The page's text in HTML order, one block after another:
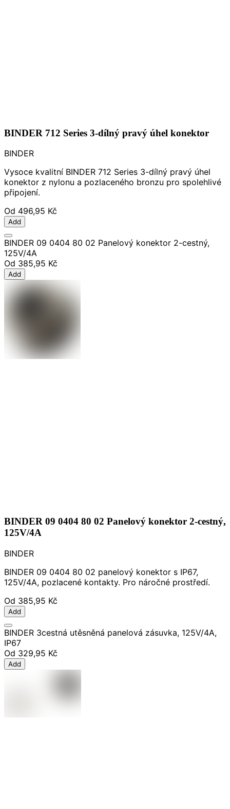
BINDER 712 Series 3-dílný pravý úhel konektor
BINDER
Vysoce kvalitní BINDER 712 Series 3-dílný pravý úhel
konektor z nylonu a pozlaceného bronzu pro spolehlivé
připojení.
Od 496,95 Kč
Add
BINDER 09 0404 80 02 Panelový konektor 2-cestný,
125V/4A
Od 385,95 Kč
Add
BINDER 09 0404 80 02 Panelový konektor 2-cestný,
125V/4A
BINDER
BINDER 09 0404 80 02 panelový konektor s IP67,
125V/4A, pozlacené kontakty. Pro náročné prostředí.
Od 385,95 Kč
Add
BINDER 3cestná utěsněná panelová zásuvka, 125V/4A,
IP67
Od 329,95 Kč
Add